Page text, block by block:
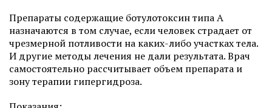
Препараты содержащие ботулотоксин типа А
назначаются в том случае, если человек страдает от
чрезмерной потливости на каких-либо участках тела.
И другие методы лечения не дали результата. Врач
самостоятельно рассчитывает объем препарата и
зону терапии гипергидроза.